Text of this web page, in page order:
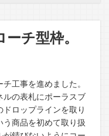
チ型枠。
工事を進めました。
の表札にポーラスブ
ロップラインを取り
商品を初めて取り扱